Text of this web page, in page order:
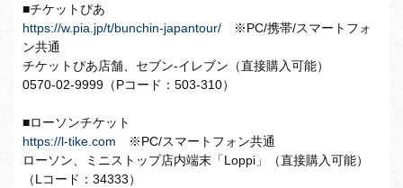
■チケットぴあ
https://w.pia.jp/t/bunchin-japantour/ ※PC/携帯/スマートフォ
ン共通
チケットぴあ店舗、セブン-イレブン（直接購入可能）
0570-02-9999（Pコード：503-310）
■ローソンチケット
https://l-tike.com ※PC/スマートフォン共通
ローソン、ミニストップ店内端末「Loppi」（直接購入可能）
（Lコード：34333）